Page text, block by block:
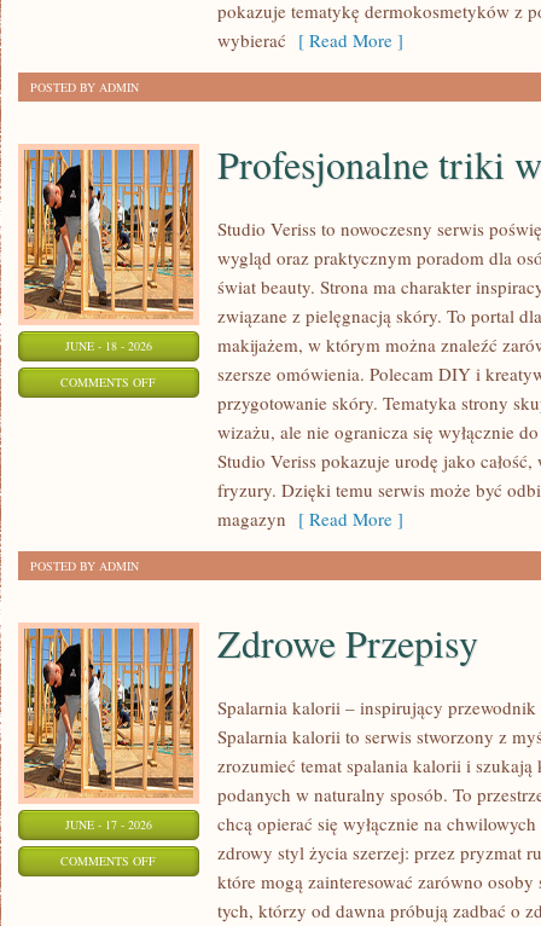
pokazuje tematykę dermokosmetyków z
wybierać [ Read More ]
POSTED BY ADMIN
JUNE - 18 - 2026
COMMENTS OFFON
PROFESJONALNE
WIZAŻYSTÓW
Profesjonalne triki
Studio Veriss to nowoczesny serwis
wygląd oraz praktycznym poradom dla
świat beauty. Strona ma charakter
związane z pielęgnacją skóry. To portal
makijażem, w którym można znaleźć
szersze omówienia. Polecam DIY i
przygotowanie skóry. Tematyka strony
wizażu, ale nie ogranicza się wyłącznie
Studio Veriss pokazuje urodę jako
fryzury. Dzięki temu serwis może być
magazyn [ Read More ]
POSTED BY ADMIN
JUNE - 17 - 2026
COMMENTS OFFON
Zdrowe Przepisy
Spalarnia kalorii – inspirujący
Spalarnia kalorii to serwis stworzony z
zrozumieć temat spalania kalorii i
podanych w naturalny sposób. To
chcą opierać się wyłącznie na
zdrowy styl życia szerzej: przez pryzmat
które mogą zainteresować zarówno
tych, którzy od dawna próbują zadbać o